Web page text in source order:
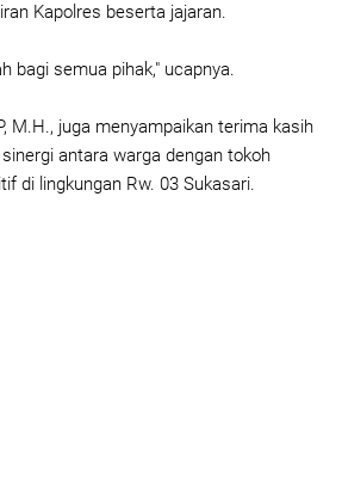
Kapolres beserta jajaran.
bagi semua pihak," ucapnya.
M.H., juga menyampaikan terima kasih
antara warga dengan tokoh
di lingkungan Rw. 03 Sukasari.